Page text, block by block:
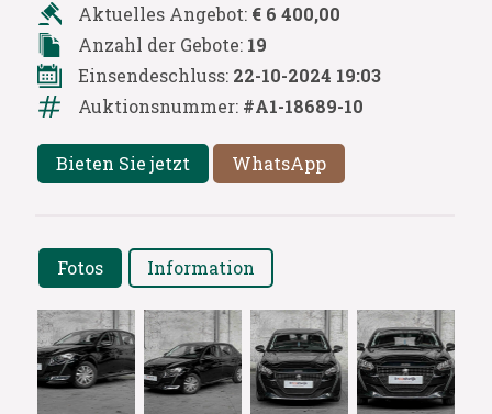
Aktuelles Angebot: € 6 400,00
Anzahl der Gebote: 19
Einsendeschluss: 22-10-2024 19:03
Auktionsnummer: #A1-18689-10
Bieten Sie jetzt WhatsApp
Fotos Information